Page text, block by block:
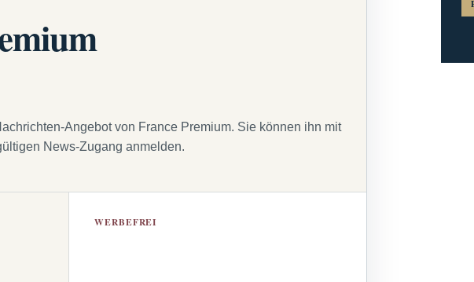
Angebot von France Premium. Sie können ihn mit
News-Zugang anmelden.
WERBEFREI